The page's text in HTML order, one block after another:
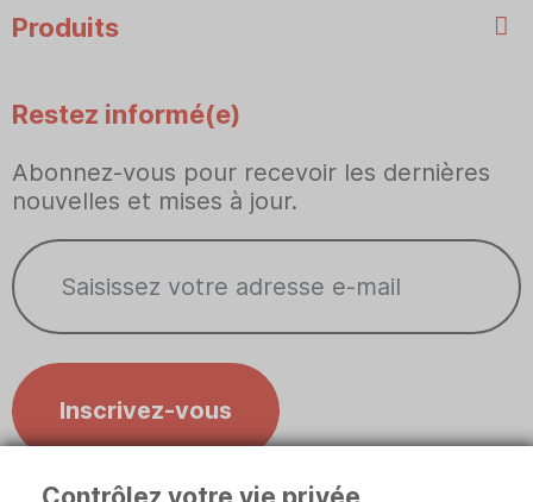
Produits
Restez informé(e)
Abonnez-vous pour recevoir les dernières
nouvelles et mises à jour.
Inscrivez-vous